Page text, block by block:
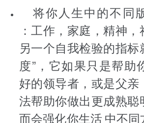
将你人生中的不同
：工作，家庭，精神，
另一个自我检验的指
度”，它如果只是帮助
好的领导者，或是父
法帮助你做出更成熟聪
而会强化你生活中不同